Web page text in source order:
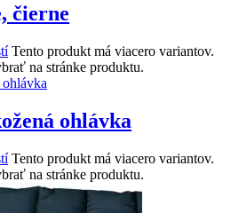
čierne
Tento produkt má viacero variantov.
na stránke produktu.
ohlávka
Tento produkt má viacero variantov.
na stránke produktu.